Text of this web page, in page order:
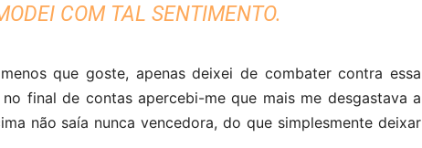
COM TAL SENTIMENTO.
que goste, apenas deixei de combater contra essa
final de contas apercebi-me que mais me desgastava a
não saía nunca vencedora, do que simplesmente deixar